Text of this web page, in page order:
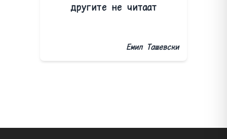
другите не читаат
Емил Ташевски